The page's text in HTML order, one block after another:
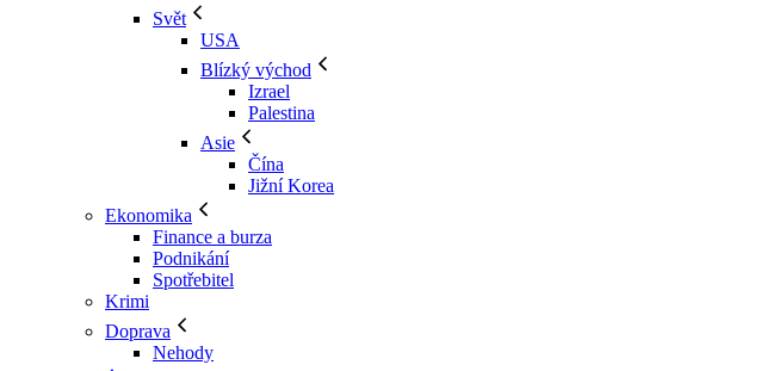
Svět
USA
Blízký východ
Izrael
Palestina
Asie
Čína
Jižní Korea
Ekonomika
Finance a burza
Podnikání
Spotřebitel
Krimi
Doprava
Nehody